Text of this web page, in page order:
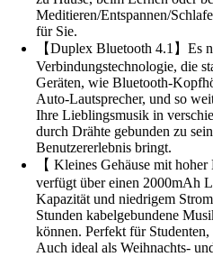
Meditieren/Entspannen/
für Sie.
【Duplex Bluetooth 4.1】Es
Verbindungstechnologie, die
Geräten, wie Bluetooth-
Auto-Lautsprecher, und so
Ihre Lieblingsmusik in
durch Drähte gebunden zu
Benutzererlebnis bringt.
【 Kleines Gehäuse mit
verfügt über einen 2000mAh
Kapazität und niedrigem
Stunden kabelgebundene
können. Perfekt für
Auch ideal als Weihnachts-